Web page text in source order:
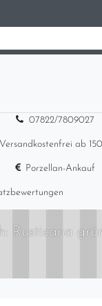
07822/7809027
Versandkostenfrei ab
Porzellan-Ankauf
Rusticana